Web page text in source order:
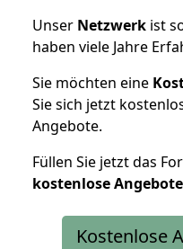
Unser Netzwerk ist
haben viele Jahre
Sie möchten eine
Sie sich jetzt
Angebote.
Füllen Sie jetzt das
kostenlose
Kostenlose